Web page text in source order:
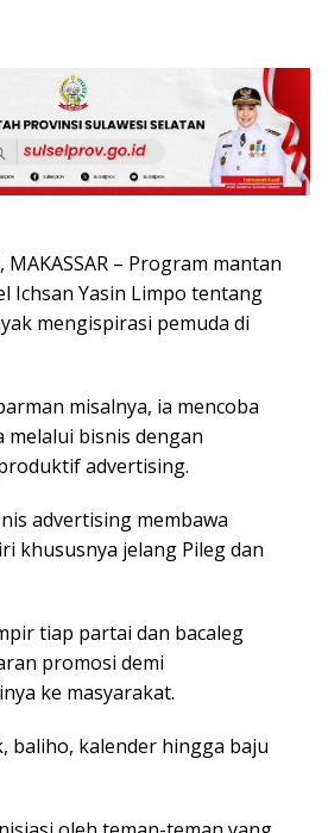
MAKASSAR – Program mantan
Ichsan Yasin Limpo tentang
mengispirasi pemuda di
misalnya, ia mencoba
bisnis dengan
advertising.
advertising membawa
khususnya jelang Pileg dan
tiap partai dan bacaleg
promosi demi
ke masyarakat.
baliho, kalender hingga baju